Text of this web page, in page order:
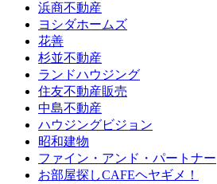
浜商不動産
ヨシダホームズ
花善
杉並不動産
ランドハウジング
住友不動産販売
中島不動産
ハウジングビジョン
昭和建物
ファイン・アンド・パートナー
お部屋探しCAFEヘヤギメ！